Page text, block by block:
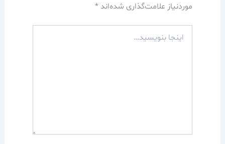
موردنیاز علامت‌گذاری شده‌اند *
بنویسید…